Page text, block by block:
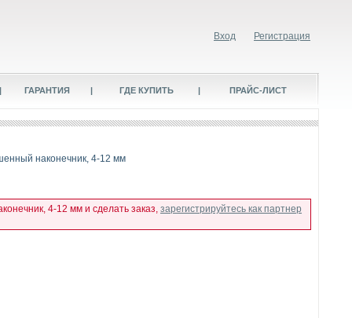
Вход Регистрация
| ГАРАНТИЯ | ГДЕ КУПИТЬ | ПРАЙС-ЛИСТ
наконечник, 4-12 мм
4-12 мм и сделать заказ, зарегистрируйтесь как партнер